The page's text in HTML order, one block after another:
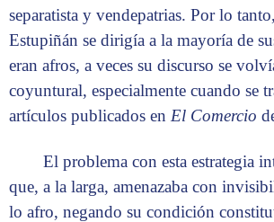
separatista y vendepatrias. Por lo
Estupiñán se dirigía a la mayoría de
eran afros, a veces su discurso se
coyuntural, especialmente cuando se
artículos publicados en El Comercio
El problema con esta estrategia
que, a la larga, amenazaba con
lo afro, negando su condición